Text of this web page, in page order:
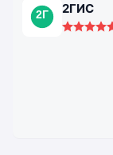
2Г 2ГИС